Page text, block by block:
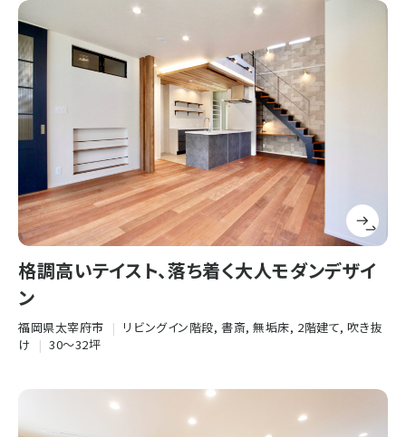
格調高いテイスト、落ち着く大人モダンデザイ
ン
福岡県太宰府市 | リビングイン階段, 書斎, 無垢床, 2階建て, 吹き抜
け
| 30〜32坪